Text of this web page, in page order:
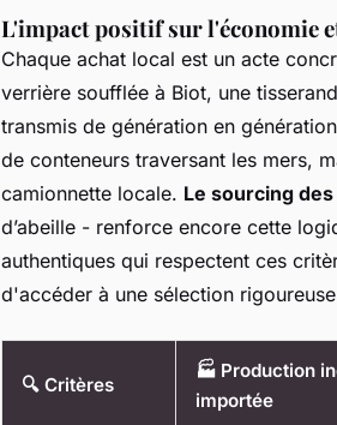
L'impact positif sur l'économie
Chaque achat local est un acte
verrière soufflée à Biot, une
transmis de génération en
de conteneurs traversant les mers,
camionnette locale. Le sourcing
d’abeille - renforce encore cette
authentiques qui respectent ces
d'accéder à une sélection
🔍 Critères
🏭 Production
importée